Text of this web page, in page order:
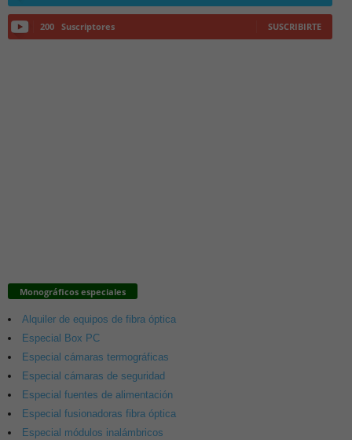
200 Suscriptores SUSCRIBIRTE
Monográficos especiales
Alquiler de equipos de fibra óptica
Especial Box PC
Especial cámaras termográficas
Especial cámaras de seguridad
Especial fuentes de alimentación
Especial fusionadoras fibra óptica
Especial módulos inalámbricos